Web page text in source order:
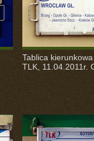
Tablica
TLK, 11.04.2011r.